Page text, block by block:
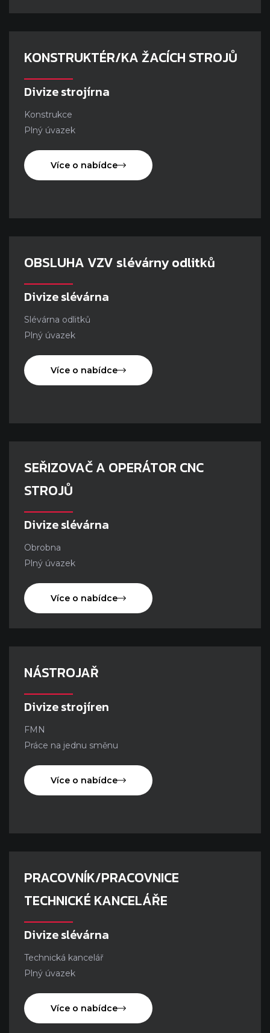
KONSTRUKTÉR/KA ŽACÍCH STROJŮ
Divize strojírna
Konstrukce
Plný úvazek
Více o nabídce
OBSLUHA VZV slévárny odlitků
Divize slévárna
Slévárna odlitků
Plný úvazek
Více o nabídce
SEŘIZOVAČ A OPERÁTOR CNC
STROJŮ
Divize slévárna
Obrobna
Plný úvazek
Více o nabídce
NÁSTROJAŘ
Divize strojíren
FMN
Práce na jednu směnu
Více o nabídce
PRACOVNÍK/PRACOVNICE
TECHNICKÉ KANCELÁŘE
Divize slévárna
Technická kancelář
Plný úvazek
Více o nabídce